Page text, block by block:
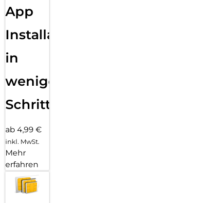
App
Installation
in
wenigen
Schritten
ab 4,99 €
inkl. MwSt.
Mehr
erfahren